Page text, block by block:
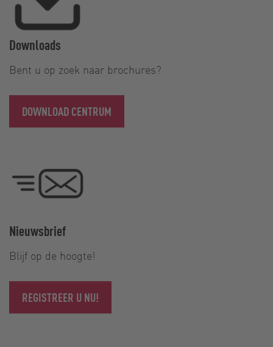
Downloads
Bent u op zoek naar brochures?
DOWNLOAD CENTRUM
Nieuwsbrief
Blijf op de hoogte!
REGISTREER U NU!